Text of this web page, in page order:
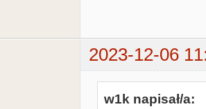
2023-12-06
w1k napisał/a: